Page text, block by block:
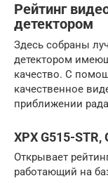
Рейтинг
детектором
Здесь собраны
детектором
качество. С
качественное
приближении
XPX G515-STR,
Открывает
работающий на